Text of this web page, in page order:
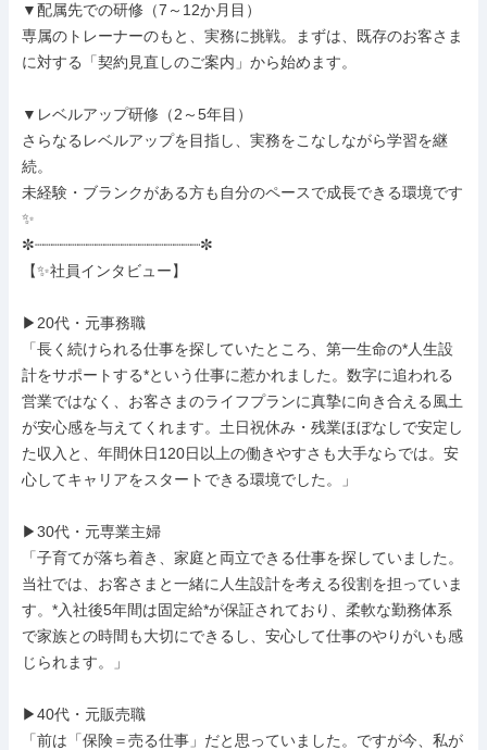
▼配属先での研修（7～12か月目）
専属のトレーナーのもと、実務に挑戦。まずは、既存のお客さま
に対する「契約見直しのご案内」から始めます。
▼レベルアップ研修（2～5年目）
さらなるレベルアップを目指し、実務をこなしながら学習を継
続。
未経験・ブランクがある方も自分のペースで成長できる環境です
✨
✼┈┈┈┈┈┈┈┈┈┈┈┈┈┈┈┈┈┈┈✼
【✨社員インタビュー】
▶20代・元事務職
「長く続けられる仕事を探していたところ、第一生命の*人生設
計をサポートする*という仕事に惹かれました。数字に追われる
営業ではなく、お客さまのライフプランに真摯に向き合える風土
が安心感を与えてくれます。土日祝休み・残業ほぼなしで安定し
た収入と、年間休日120日以上の働きやすさも大手ならでは。安
心してキャリアをスタートできる環境でした。」
▶30代・元専業主婦
「子育てが落ち着き、家庭と両立できる仕事を探していました。
当社では、お客さまと一緒に人生設計を考える役割を担っていま
す。*入社後5年間は固定給*が保証されており、柔軟な勤務体系
で家族との時間も大切にできるし、安心して仕事のやりがいも感
じられます。」
▶40代・元販売職
「前は「保険＝売る仕事」だと思っていました。ですが今、私が